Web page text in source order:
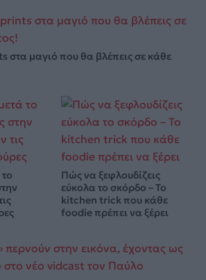
στα μαγιό που θα βλέπεις σε κάθε
Πώς να ξεφλουδίζεις
εύκολα το σκόρδο – Το
kitchen trick που κάθε
foodie πρέπει να ξέρει